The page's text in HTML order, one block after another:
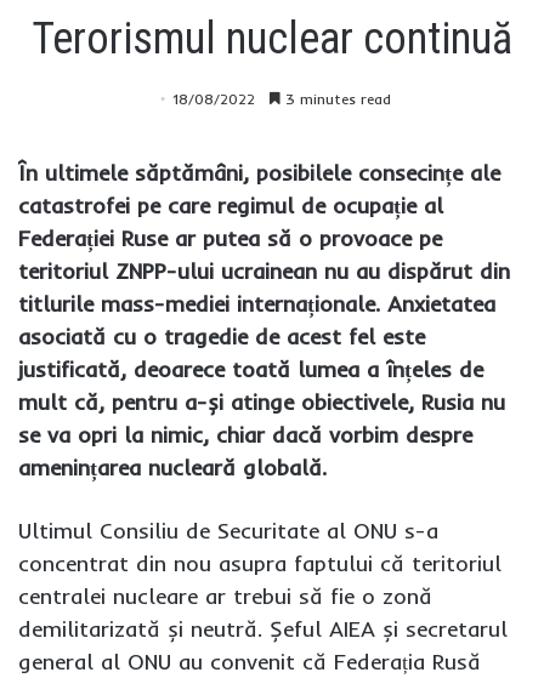
Terorismul nuclear continuă
18/08/2022 3 minutes read
În ultimele săptămâni, posibilele consecințe ale
catastrofei pe care regimul de ocupație al
Federației Ruse ar putea să o provoace pe
teritoriul ZNPP-ului ucrainean nu au dispărut din
titlurile mass-mediei internaționale. Anxietatea
asociată cu o tragedie de acest fel este
justificată, deoarece toată lumea a înțeles de
mult că, pentru a-și atinge obiectivele, Rusia nu
se va opri la nimic, chiar dacă vorbim despre
amenințarea nucleară globală.
Ultimul Consiliu de Securitate al ONU s-a
concentrat din nou asupra faptului că teritoriul
centralei nucleare ar trebui să fie o zonă
demilitarizată și neutră. Șeful AIEA și secretarul
general al ONU au convenit că Federația Rusă